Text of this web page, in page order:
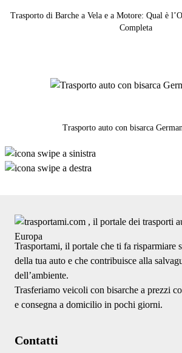
Trasporto di Barche a Vela e a Motore: Qual è
Completa
Trasporto auto con bisarca
Trasportami, il portale che ti fa risparmiare
della tua auto e che contribuisce alla
dell’ambiente.
Trasferiamo veicoli con bisarche a prezzi
e consegna a domicilio in pochi giorni.
Contatti